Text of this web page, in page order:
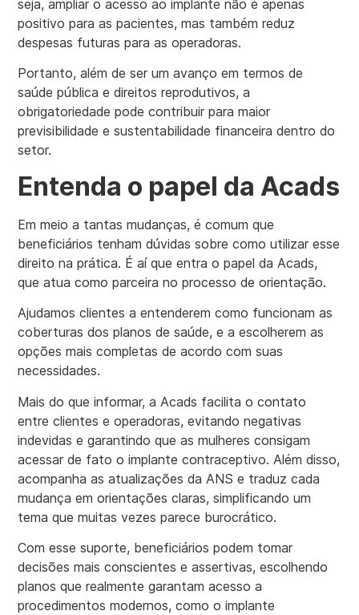
seja, ampliar o acesso ao implante não é apenas
positivo para as pacientes, mas também reduz
despesas futuras para as operadoras.
Portanto, além de ser um avanço em termos de
saúde pública e direitos reprodutivos, a
obrigatoriedade pode contribuir para maior
previsibilidade e sustentabilidade financeira dentro do
setor.
Entenda o papel da Acads
Em meio a tantas mudanças, é comum que
beneficiários tenham dúvidas sobre como utilizar esse
direito na prática. É aí que entra o papel da Acads,
que atua como parceira no processo de orientação.
Ajudamos clientes a entenderem como funcionam as
coberturas dos planos de saúde, e a escolherem as
opções mais completas de acordo com suas
necessidades.
Mais do que informar, a Acads facilita o contato
entre clientes e operadoras, evitando negativas
indevidas e garantindo que as mulheres consigam
acessar de fato o implante contraceptivo. Além disso,
acompanha as atualizações da ANS e traduz cada
mudança em orientações claras, simplificando um
tema que muitas vezes parece burocrático.
Com esse suporte, beneficiários podem tomar
decisões mais conscientes e assertivas, escolhendo
planos que realmente garantam acesso a
procedimentos modernos, como o implante